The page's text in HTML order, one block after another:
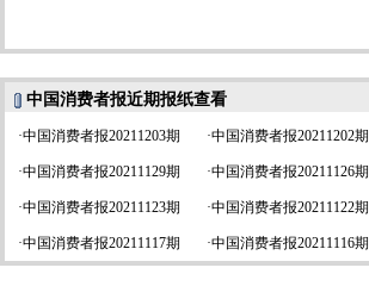
中国消费者报近期报纸查看
·中国消费者报20211203期 ·中国消费者报20211202期
·中国消费者报20211129期 ·中国消费者报20211126期
·中国消费者报20211123期 ·中国消费者报20211122期
·中国消费者报20211117期 ·中国消费者报20211116期